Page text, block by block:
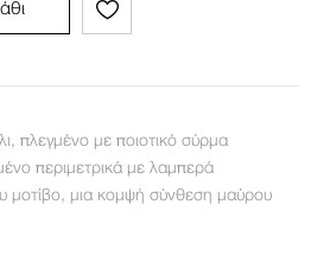
πλεγμένο με ποιοτικό σύρμα
περιμετρικά με λαμπερά
μοτίβο, μια κομψή σύνθεση μαύρου